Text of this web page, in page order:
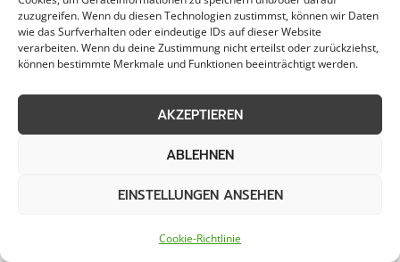
zuzugreifen. Wenn du diesen Technologien zustimmst, können wir Daten
wie das Surfverhalten oder eindeutige IDs auf dieser Website
verarbeiten. Wenn du deine Zustimmung nicht erteilst oder zurückziehst,
können bestimmte Merkmale und Funktionen beeinträchtigt werden.
AKZEPTIEREN
ABLEHNEN
EINSTELLUNGEN ANSEHEN
Cookie-Richtlinie
Graupflege in Bad
Lippspringe
Graupflege in Bad
Oeynhausen
Graupflege in Bad
Graupflege in Bielefeld
Graupflege in Bünde Graupflege in Delbrück